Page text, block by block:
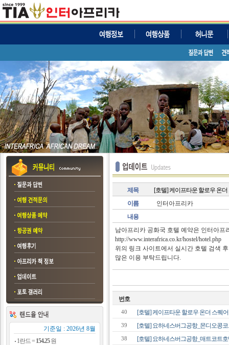
기준일 : 2026년 8월
1란드 = 154.25원
제목
[호텔] 케이프타운 할로우 온더
이름
인터아프리카
내용
남아프리카 공화국 호텔 예약은 인터아
http://www.interafrica.co.kr/hostel/hotel.php
위의 링크 사이트에서 실시간 호텔 검색
많은 이용 부탁드립니다.
번호
40 [호텔] 케이프타운 할로우 온더 스퀘
39 [호텔] 요하네스버그공항_몬디오콩코
38
[호텔] 요하네스버그공항_매트코트호